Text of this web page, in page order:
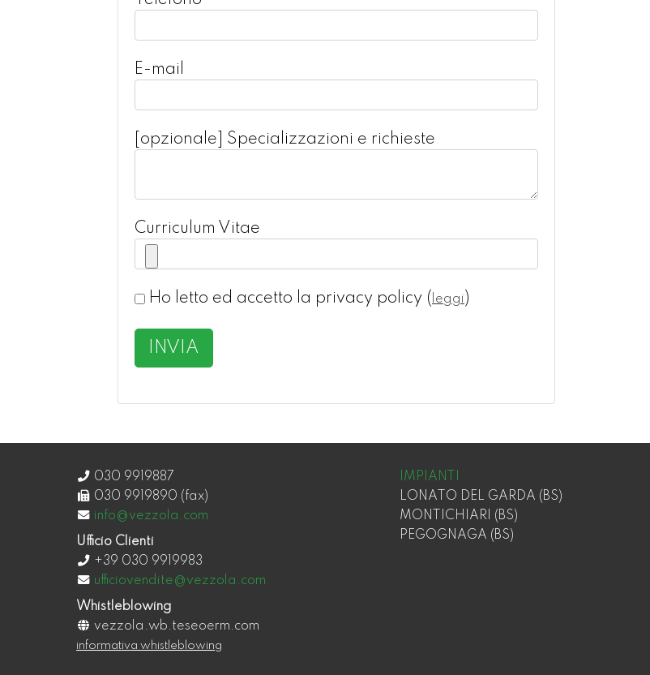
E-mail
[opzionale] Specializzazioni e richieste
Curriculum Vitae
Ho letto ed accetto la privacy policy ( leggi )
INVIA
030 9919887
030 9919890 (fax)
info@vezzola.com
Ufficio Clienti
+39 030 9919983
ufficiovendite@vezzola.com
Whistleblowing
vezzola.wb.teseoerm.com
informativa whistleblowing
IMPIANTI
LONATO DEL GARDA (BS)
MONTICHIARI (BS)
PEGOGNAGA (BS)